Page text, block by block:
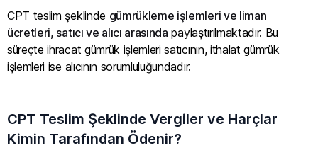
CPT teslim şeklinde gümrükleme işlemleri ve liman
ücretleri, satıcı ve alıcı arasında paylaştırılmaktadır. Bu
süreçte ihracat gümrük işlemleri satıcının, ithalat gümrük
işlemleri ise alıcının sorumluluğundadır.
CPT Teslim Şeklinde Vergiler ve Harçlar
Kimin Tarafından Ödenir?